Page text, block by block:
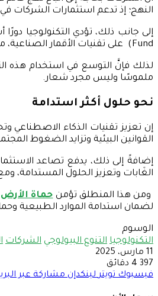
النهج؛ إذ تدعم استثمارات الشركات
Fund) على تقنيات الأقمار الصناعية، مثل مراقبة القمر الصناعي ستارلينج (Starling Satellite Monitoring)؛ لرصد تطورات الغابات وتقييم مدى الالتزام بالإجراءات المستدامة.
لذلك فإنَّ التوسع في استخدام هذه
ملموسًا وليس مجرد شعار.
نحو حلول أكثر استدامة
إن تعزيز تقنيات الذكاء الاصطناعي
القوانين البيئية وتزايد الضغوط
إضافةً إلى ذلك، يدفع تصاعد
الغَابات وتعزيز الحلول المستدامة،
ومن هذا المنطلق تؤمنحماة الأرض
لضمان استدامة الموارد الطبيعية
الوسوم
التكنولوجيا التنوع البيولوجي الشركات
11 مارس، 2025
397 4 دقائق
فيسبوك تويتر لينكدإن مشاركة عبر